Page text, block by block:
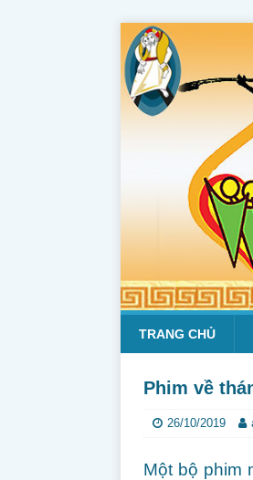
TRANG CHỦ
Phim về
26/10/2019
Một bộ phim